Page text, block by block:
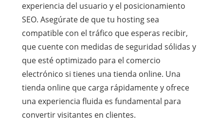
experiencia del usuario y el posicionamiento
SEO. Asegúrate de que tu hosting sea
compatible con el tráfico que esperas recibir,
que cuente con medidas de seguridad sólidas y
que esté optimizado para el comercio
electrónico si tienes una tienda online. Una
tienda online que carga rápidamente y ofrece
una experiencia fluida es fundamental para
convertir visitantes en clientes.